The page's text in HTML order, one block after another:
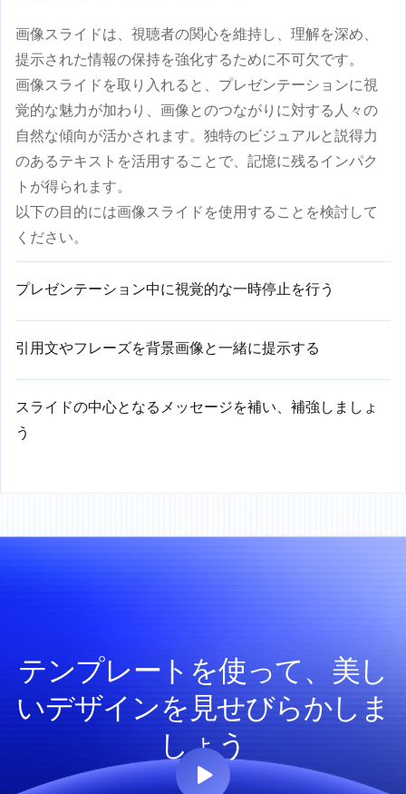
画像スライドは、視聴者の関心を維持し、理解を深め、
提示された情報の保持を強化するために不可欠です。
画像スライドを取り入れると、プレゼンテーションに視
覚的な魅力が加わり、画像とのつながりに対する人々の
自然な傾向が活かされます。独特のビジュアルと説得力
のあるテキストを活用することで、記憶に残るインパク
トが得られます。
以下の目的には画像スライドを使用することを検討して
ください。
プレゼンテーション中に視覚的な一時停止を行う
引用文やフレーズを背景画像と一緒に提示する
スライドの中心となるメッセージを補い、補強しましょ
う
テンプレートを使って、美し
いデザインを見せびらかしま
しょう